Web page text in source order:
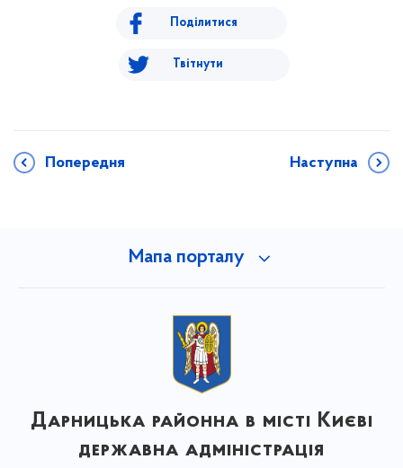
Поділитися
Твітнути
Попередня Наступна
Мапа порталу
Дарницька районна в місті Києві
державна адміністрація